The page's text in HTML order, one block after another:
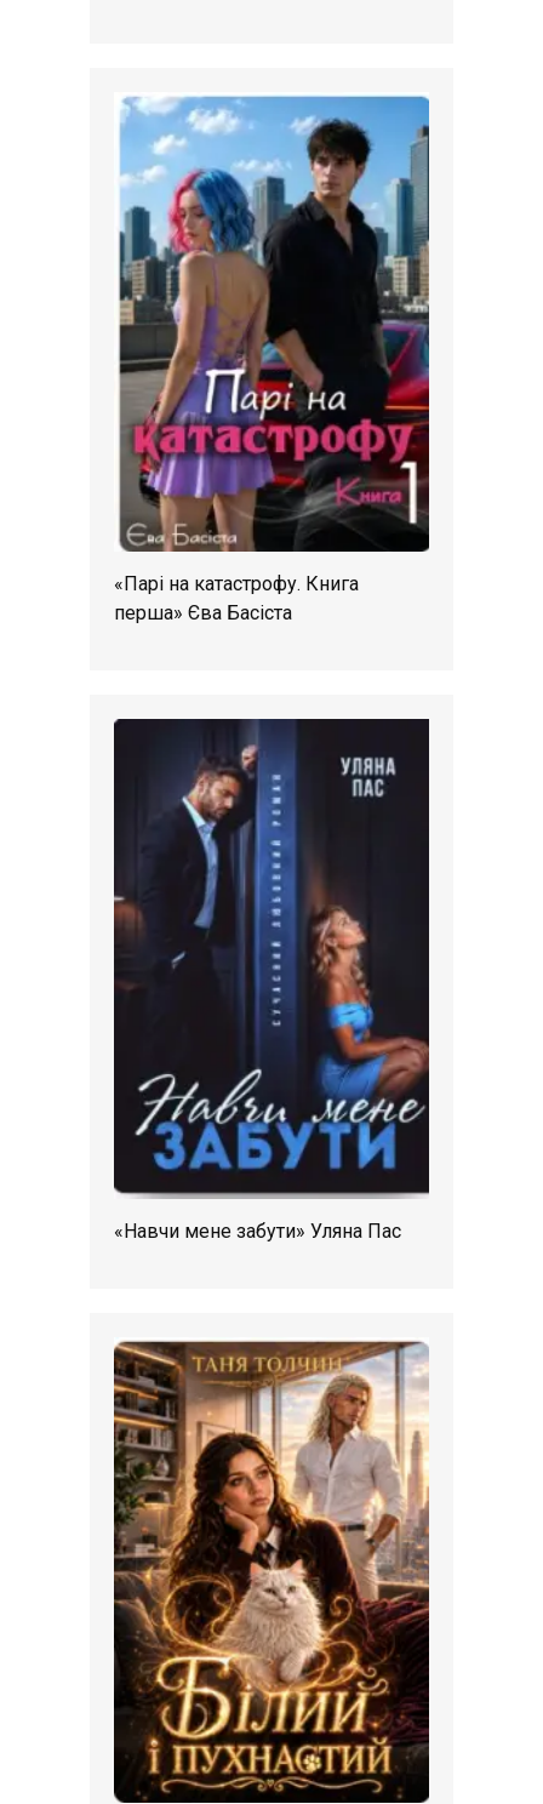
«Парі на катастрофу. Книга
перша» Єва Басіста
«Навчи мене забути» Уляна Пас